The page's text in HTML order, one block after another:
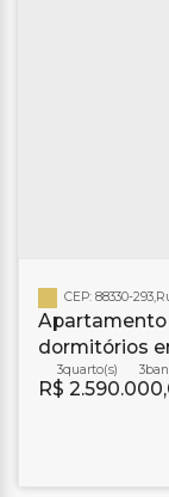
Apartamento
dormitórios
R$
CEP: 88330-293,
3 3